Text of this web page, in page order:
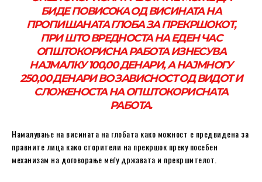
БИДЕ ПОВИСОКА ОД ВИСИНАТА НА
ПРОПИШАНАТА ГЛОБА ЗА ПРЕКРШОКОТ,
ПРИ ШТО ВРЕДНОСТА НА ЕДЕН ЧАС
ОПШТОКОРИСНА РАБОТА ИЗНЕСУВА
НАЈМАЛКУ 100,00 ДЕНАРИ, А НАЈМНОГУ
250,00 ДЕНАРИ ВО ЗАВИСНОСТ ОД ВИДОТ И
СЛОЖЕНОСТА НА ОПШТОКОРИСНАТА
РАБОТА.
Намалување на висината на глобата како можност е предвидена за
правните лица како сторители на прекршок преку посебен
механизам на договорање меѓу државата и прекршителот.